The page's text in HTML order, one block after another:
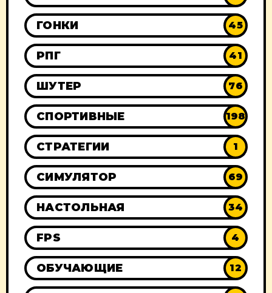
ГОНКИ 45
РПГ 41
ШУТЕР 76
СПОРТИВНЫЕ 198
СТРАТЕГИИ 1
СИМУЛЯТОР 69
НАСТОЛЬНАЯ 34
FPS 4
ОБУЧАЮЩИЕ 12